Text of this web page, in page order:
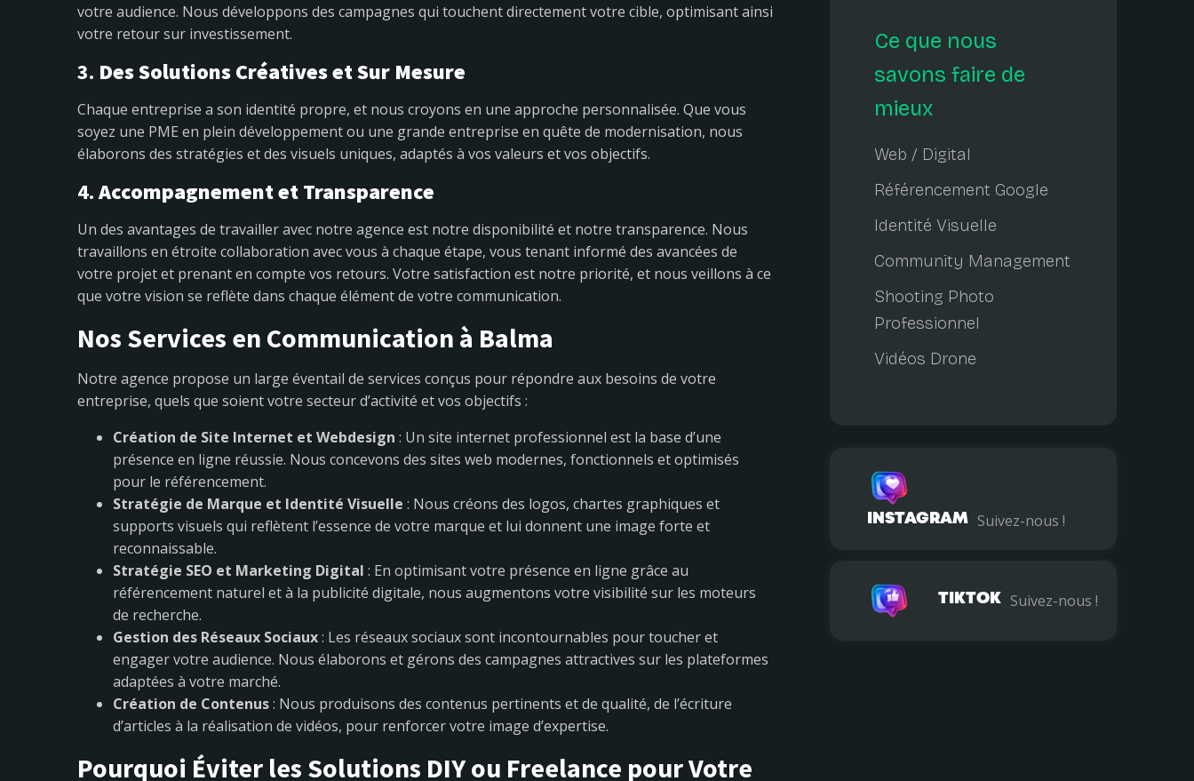
votre audience. Nous développons des campagnes qui touchent directement votre cible, optimisant ainsi
votre retour sur investissement.
3. Des Solutions Créatives et Sur Mesure
Chaque entreprise a son identité propre, et nous croyons en une approche personnalisée. Que vous
soyez une PME en plein développement ou une grande entreprise en quête de modernisation, nous
élaborons des stratégies et des visuels uniques, adaptés à vos valeurs et vos objectifs.
4.Accompagnement et Transparence
Un des avantages de travailler avec notre agence est notre disponibilité et notre transparence. Nous
travaillons en étroite collaboration avec vous à chaque étape, vous tenant informé des avancées de
votre projet et prenant en compte vos retours. Votre satisfaction est notre priorité, et nous veillons à ce
que votre vision se reflète dans chaque élément de votre communication.
Nos Services en Communication à Balma
Notre agence propose un large éventail de services conçus pour répondre aux besoins de votre
entreprise, quels que soient votre secteur d’activité et vos objectifs :
Création de Site Internet et Webdesign : Un site internet professionnel est la base d’une
présence en ligne réussie. Nous concevons des sites web modernes, fonctionnels et optimisés
pour le référencement.
Stratégie de Marque et Identité Visuelle : Nous créons des logos, chartes graphiques et
supports visuels qui reflètent l’essence de votre marque et lui donnent une image forte et
reconnaissable.
Stratégie SEO et Marketing Digital : En optimisant votre présence en ligne grâce au
référencement naturel et à la publicité digitale, nous augmentons votre visibilité sur les moteurs
de recherche.
Gestion des Réseaux Sociaux: Les réseaux sociaux sont incontournables pour toucher et
engager votre audience. Nous élaborons et gérons des campagnes attractives sur les plateformes
adaptées à votre marché.
Création de Contenus: Nous produisons des contenus pertinents et de qualité, de l’écriture
d’articles à la réalisation de vidéos, pour renforcer votre image d’expertise.
Pourquoi Éviter les Solutions DIY ou Freelance pour Votre
Ce que nous
savons faire de
mieux
Web / Digital
Référencement Google
Identité Visuelle
Community Management
Shooting Photo
Professionnel
Vidéos Drone
INSTAGRAM Suivez-nous !
TIKTOK Suivez-nous !